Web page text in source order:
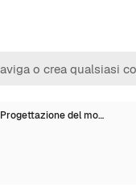
Progettazione del mo…